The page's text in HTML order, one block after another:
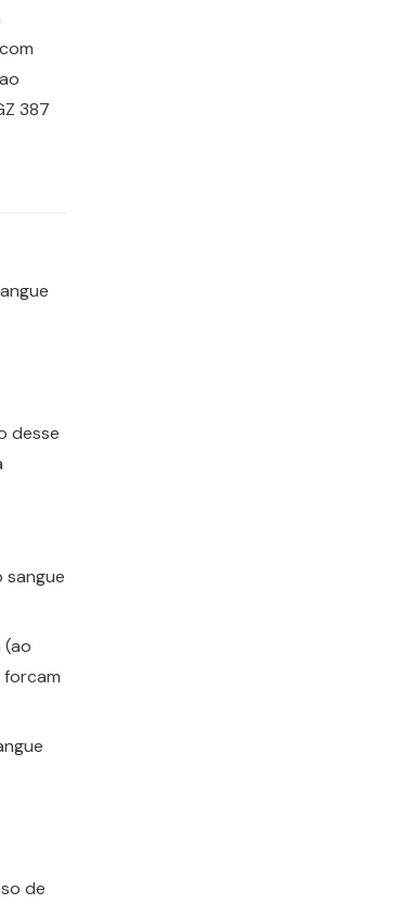
387
desse
sangue
(ao
forcam
de